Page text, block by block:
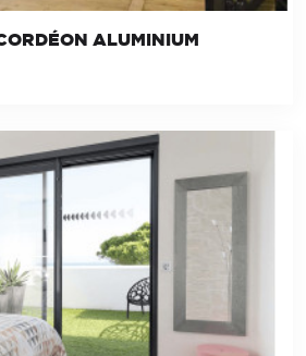
ALUMINIUM